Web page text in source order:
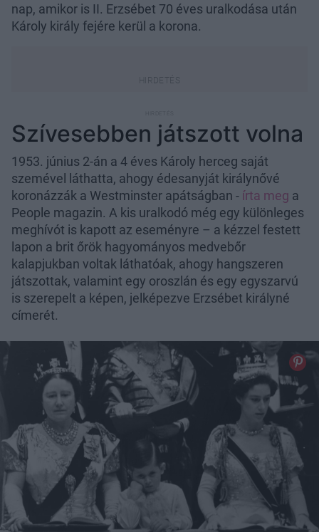
nap, amikor is II. Erzsébet 70 éves uralkodása után
Károly király fejére kerül a korona.
Szívesebben játszott volna
1953. június 2-án a 4 éves Károly herceg saját
szemével láthatta, ahogy édesanyját királynővé
koronázzák a Westminster apátságban - írta meg a
People magazin. A kis uralkodó még egy különleges
meghívót is kapott az eseményre – a kézzel festett
lapon a brit őrök hagyományos medvebőr
kalapjukban voltak láthatóak, ahogy hangszeren
játszottak, valamint egy oroszlán és egy egyszarvú
is szerepelt a képen, jelképezve Erzsébet királyné
címerét.